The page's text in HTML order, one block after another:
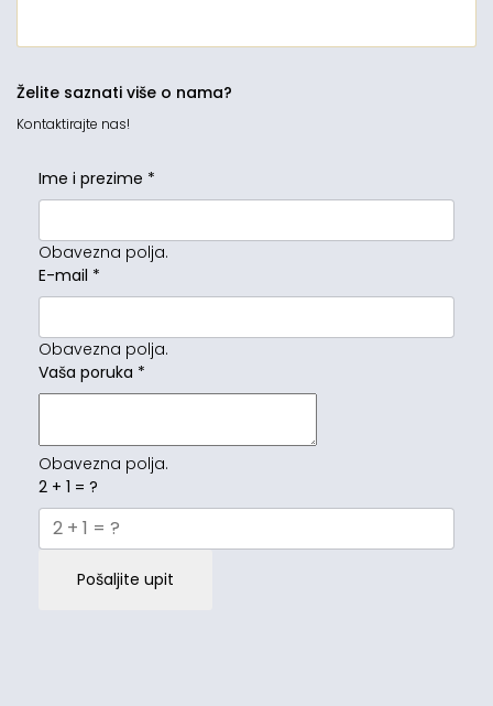
Želite saznati više o nama?
Kontaktirajte nas!
Ime i prezime *
Obavezna polja.
E-mail *
Obavezna polja.
Vaša poruka *
Obavezna polja.
2 + 1 = ?
Pošaljite upit